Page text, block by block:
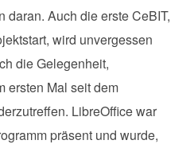
daran. Auch die erste CeBIT,
wird unvergessen
die Gelegenheit,
ersten Mal seit dem
LibreOffice war
präsent und wurde,